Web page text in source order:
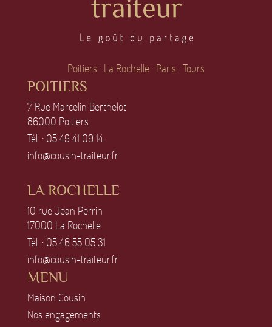
Poitiers · La Rochelle · Paris · Tours
POITIERS
7 Rue Marcelin Berthelot
86OOO Poitiers
Tél. : O5 49 41 O9 14
info@cousin-traiteur.fr
LA ROCHELLE
1O rue Jean Perrin
17OOO La Rochelle
Tél. : O5 46 55 O5 31
info@cousin-traiteur.fr
MENU
Maison Cousin
Nos engagements